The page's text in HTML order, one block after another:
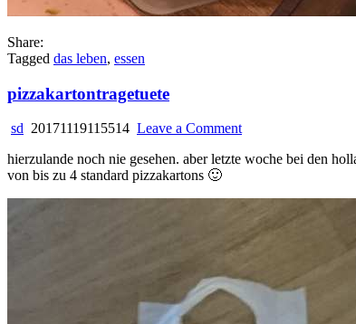
Share:
Tagged das leben, essen
pizzakartontragetuete
sd 20171119115514 Leave a Commenton
hierzulande noch nie gesehen. aber letzte woche bei den
von bis zu 4 standard pizzakartons 🙂